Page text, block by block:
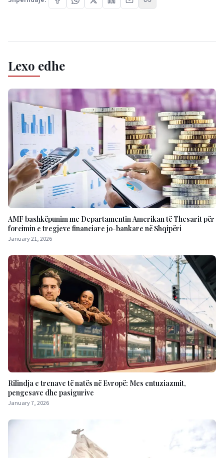
Lexo edhe
AMF bashkëpunim me Departamentin Amerikan të Thesarit për
forcimin e tregjeve financiare jo-bankare në Shqipëri
January 21, 2026
Rilindja e trenave të natës në Evropë: Mes entuziazmit,
pengesave dhe pasigurive
January 7, 2026